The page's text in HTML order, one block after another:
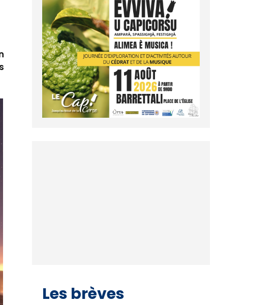
Les brèves